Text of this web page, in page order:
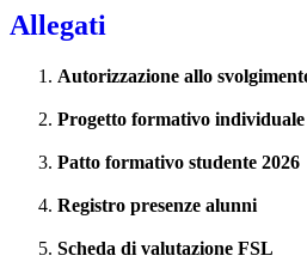
Allegati
Autorizzazione allo
Progetto formativo individuale
Patto formativo studente 2026
Registro presenze alunni
Scheda di valutazione FSL